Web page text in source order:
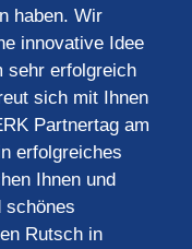
haben. Wir
innovative Idee
sehr erfolgreich
sich mit Ihnen
Partnertag am
erfolgreiches
Ihnen und
schönes
Rutsch in